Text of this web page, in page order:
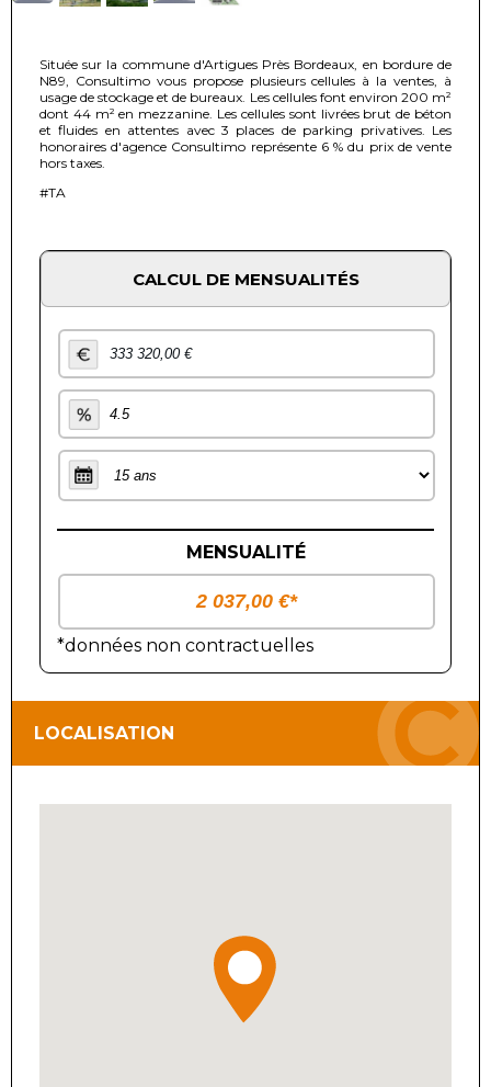
Située sur la commune d'Artigues Près Bordeaux, en bordure de
N89, Consultimo vous propose plusieurs cellules à la ventes, à
usage de stockage et de bureaux. Les cellules font environ 200 m²
dont 44 m² en mezzanine. Les cellules sont livrées brut de béton
et fluides en attentes avec 3 places de parking privatives. Les
honoraires d'agence Consultimo représente 6 % du prix de vente
hors taxes.
#TA
CALCUL DE MENSUALITÉS
MENSUALITÉ
*données non contractuelles
LOCALISATION